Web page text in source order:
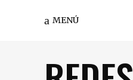
MENÚ